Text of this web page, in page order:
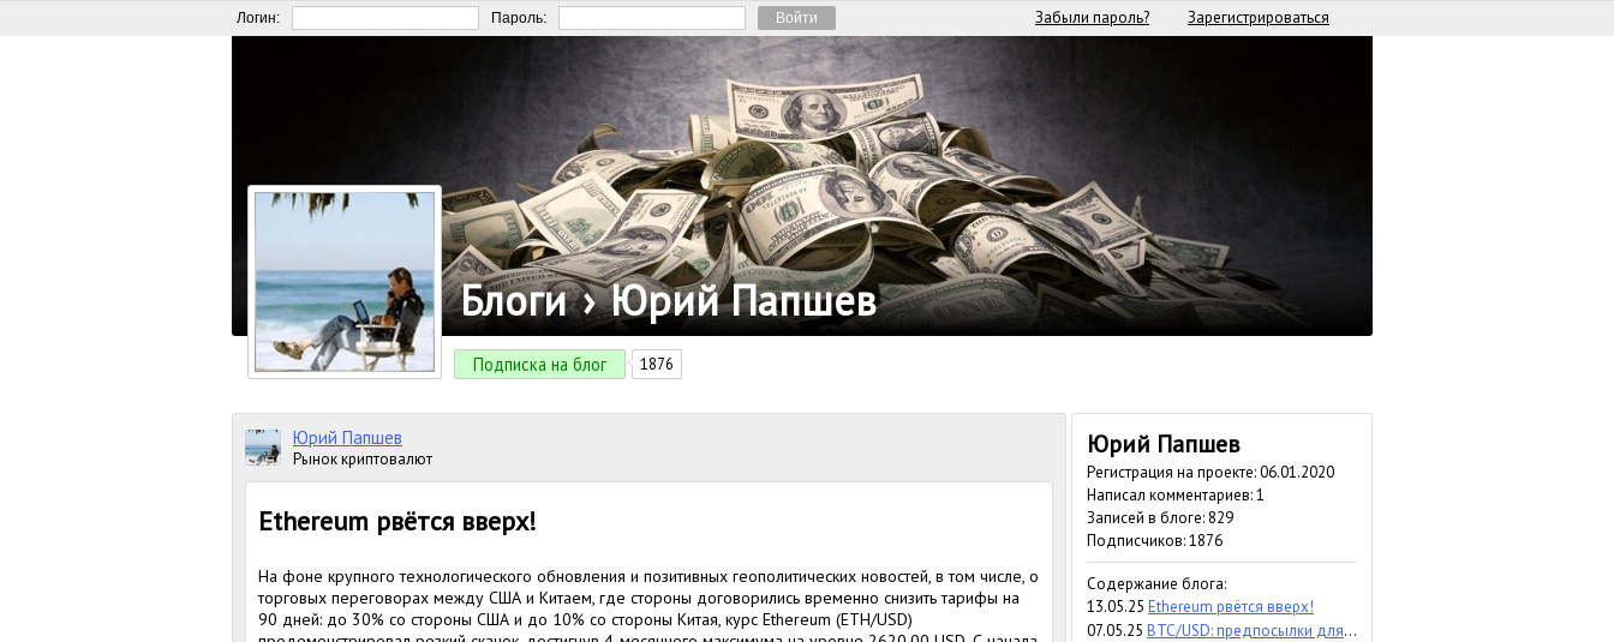
Логин: Пароль: Забыли пароль? Зарегистрироваться
Блоги › Юрий Папшев
Подписка на блог 1876
Юрий Папшев
Рынок криптовалют
Ethereum рвётся вверх!
На фоне крупного технологического обновления и позитивных геополитических новостей, в том числе, о
торговых переговорах между США и Китаем, где стороны договорились временно снизить тарифы на
90 дней: до 30% со стороны США и до 10% со стороны Китая, курс Ethereum (ETH/USD)
Юрий Папшев
Регистрация на проекте: 06.01.2020
Написал комментариев: 1
Записей в блоге: 829
Подписчиков:1876
Содержание блога:
13.05.25 Ethereum рвётся вверх!
07.05.25 BTC/USD: предпосылки для дальнейшего роста